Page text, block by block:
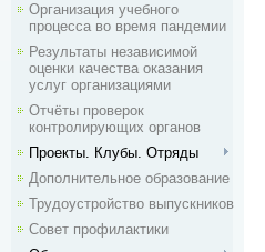
Организация учебного
процесса во время пандемии
Результаты независимой
оценки качества оказания
услуг организациями
Отчёты проверок
контролирующих органов
Проекты. Клубы. Отряды
Дополнительное образование
Трудоустройство выпускников
Совет профилактики